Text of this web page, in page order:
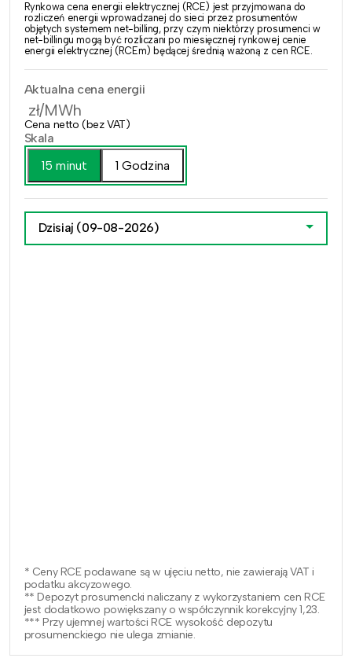
Rynkowa cena energii elektrycznej (RCE) jest przyjmowana do
rozliczeń energii wprowadzanej do sieci przez prosumentów
objętych systemem net-billing, przy czym niektórzy prosumenci w
net-billingu mogą być rozliczani po miesięcznej rynkowej cenie
energii elektrycznej (RCEm) będącej średnią ważoną z cen RCE.
Aktualna cena energii
zł/MWh
Cena netto (bez VAT)
Skala
15 minut
1 Godzina
Dzisiaj (09-08-2026)
* Ceny RCE podawane są w ujęciu netto, nie zawierają VAT i
podatku akcyzowego.
** Depozyt prosumencki naliczany z wykorzystaniem cen RCE
jest dodatkowo powiększany o współczynnik korekcyjny 1,23.
*** Przy ujemnej wartości RCE wysokość depozytu
prosumenckiego nie ulega zmianie.